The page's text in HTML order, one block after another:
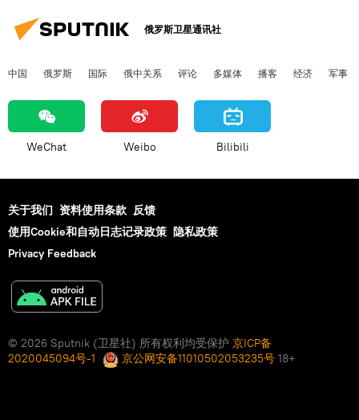
俄罗斯卫星通讯社
中国 俄罗斯 国际 俄中关系 评论 多媒体 播客 经济 军事
WeChat Weibo Bilibili
关于我们 资料使用条款 反馈
使用Cookie和自动日志记录政策 隐私政策
Privacy Feedback
© 2026 Sputnik (卫星社) 所有权利均受保护 京ICP备
2020045094号-1
京公网安备11010502053235号 18+